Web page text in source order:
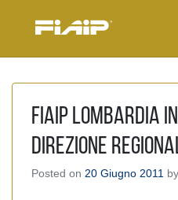
Fiaip Lombardia
Direzione
Posted on 20 Giugno 2011 by